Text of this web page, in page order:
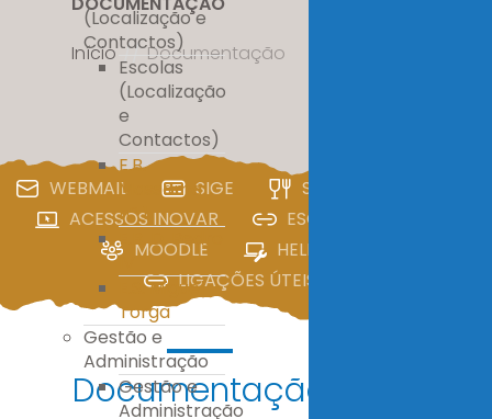
(Localização e
Contactos)
Escolas
(Localização
e
Contactos)
E.B.
Massamá
nº 1
E.B. D. Pedro
IV
E.S. Miguel
Torga
Gestão e
Administração
Gestão e
Administração
Início //Documentação
WEBMAIL SIGE SIGA
ACESSOS INOVAR
ESCOLA DIGITAL
MOODLE
HELPDESK
LIGAÇÕES ÚTEIS
Documentação